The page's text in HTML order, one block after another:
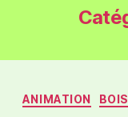
ANIMATION